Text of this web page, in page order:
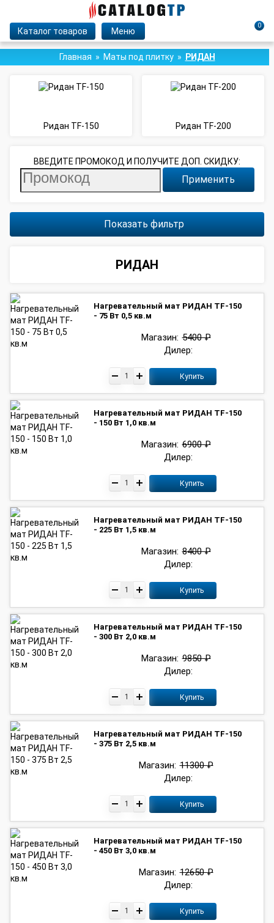
Каталог товаров Меню
0
Главная Маты под плитку РИДАН
Ридан TF-150 Ридан TF-200
ВВЕДИТЕ ПРОМОКОД И ПОЛУЧИТЕ ДОП. СКИДКУ:
Применить
Показать фильтр
РИДАН
Нагревательный мат РИДАН TF-150
- 75 Вт 0,5 кв.м
Дилер:
Магазин: 5400 ₽
Купить
Нагревательный мат РИДАН TF-150
- 150 Вт 1,0 кв.м
Дилер:
Магазин: 6900 ₽
Купить
Нагревательный мат РИДАН TF-150
- 225 Вт 1,5 кв.м
Дилер:
Магазин: 8400 ₽
Купить
Нагревательный мат РИДАН TF-150
- 300 Вт 2,0 кв.м
Дилер:
Магазин: 9850 ₽
Купить
Нагревательный мат РИДАН TF-150
- 375 Вт 2,5 кв.м
Дилер:
Магазин: 11300 ₽
Купить
Нагревательный мат РИДАН TF-150
- 450 Вт 3,0 кв.м
Дилер:
Магазин: 12650 ₽
Купить